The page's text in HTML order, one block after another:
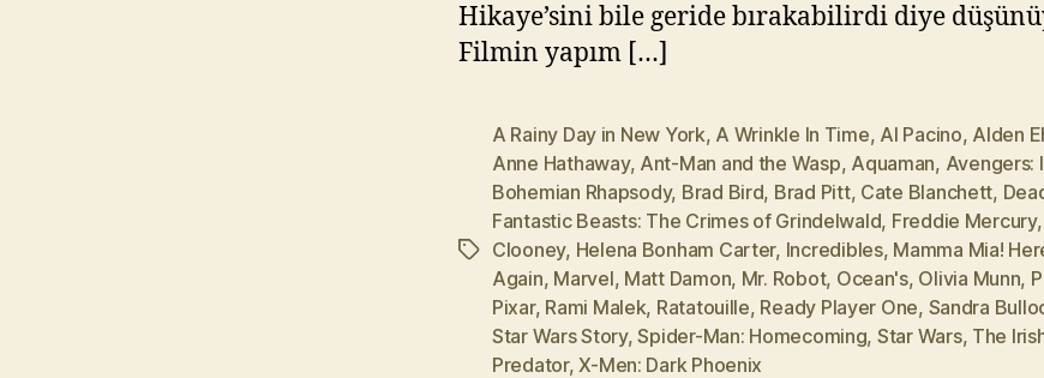
Hikaye’sini bile geride bırakabilirdi diye
Filmin yapım […]
Etiketler
A Rainy Day in New York, A Wrinkle In Time, Al Pacino, Alden
Anne Hathaway, Ant-Man and the Wasp, Aquaman, Avengers:
Bohemian Rhapsody, Brad Bird, Brad Pitt, Cate Blanchett,
Fantastic Beasts: The Crimes of Grindelwald, Freddie Mercury,
Clooney, Helena Bonham Carter, Incredibles, Mamma Mia!
Again, Marvel, Matt Damon, Mr. Robot, Ocean's, Olivia Munn,
Pixar, Rami Malek, Ratatouille, Ready Player One, Sandra
Star Wars Story,Spider-Man: Homecoming, Star Wars, The
Predator,X-Men: Dark Phoenix